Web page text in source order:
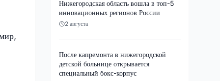
Нижегородская область вошла в топ-5
инновационных регионов России
2 августа
После капремонта в нижегородской
детской больнице открывается
специальный бокс-корпус